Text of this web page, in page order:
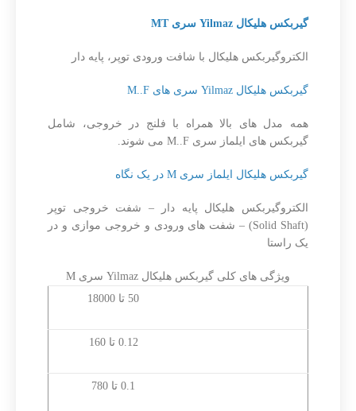
گیربکس هلیکال Yilmaz سری MT
الکتروگیربکس هلیکال با شافت ورودی توپر، پایه دار
گیربکس هلیکال Yilmaz سری های M..F
همه مدل های بالا همراه با فلنج در خروجی، شامل
گیربکس های ایلماز سری M..F می شوند.
گیربکس هلیکال ایلماز سری M در یک نگاه
الکتروگیربکس هلیکال پایه دار – شفت خروجی توپر
(Solid Shaft) – شفت های ورودی و خروجی موازی و در
یک راستا
ویژگی های کلی گیربکس هلیکال Yilmaz سری M
50 تا 18000
0.12 تا 160
0.1 تا 780